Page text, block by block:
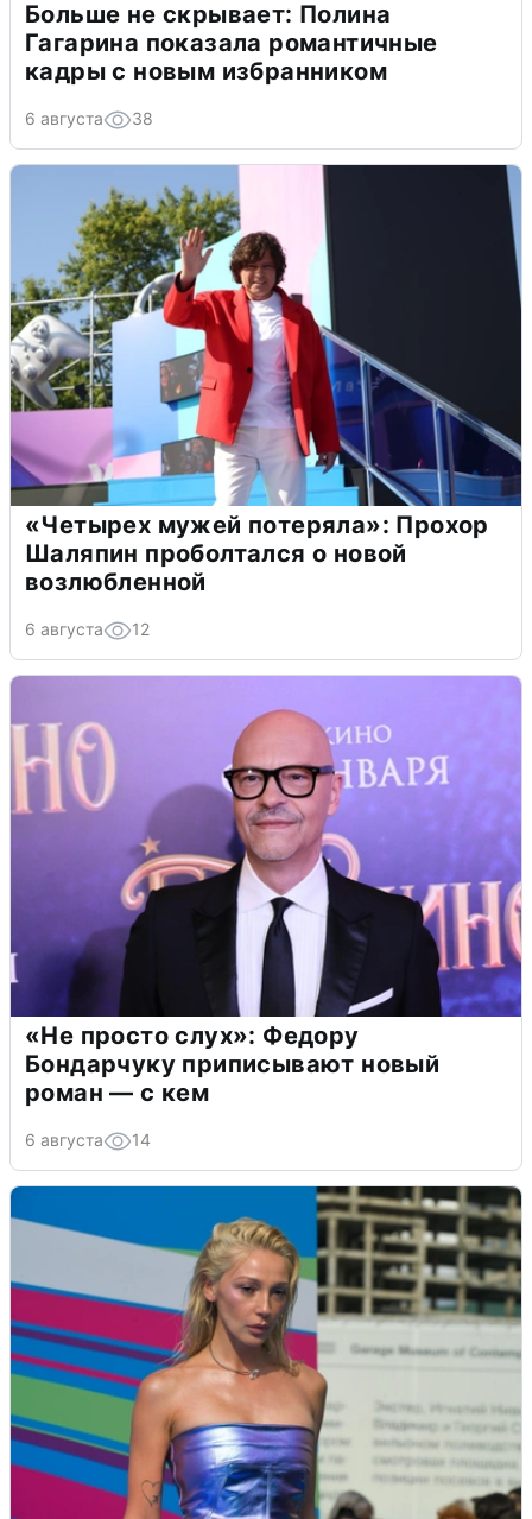
Больше не скрывает: Полина
Гагарина показала романтичные
кадры с новым избранником
6 августа 38
«Четырех мужей потеряла»: Прохор
Шаляпин проболтался о новой
возлюбленной
6 августа 12
«Не просто слух»: Федору
Бондарчуку приписывают новый
роман — с кем
6 августа 14